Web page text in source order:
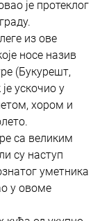
је протеклог
из ове
носе назив
(Букурешт,
ускочио у
хором и
са великим
су наступ
уметника
у овоме